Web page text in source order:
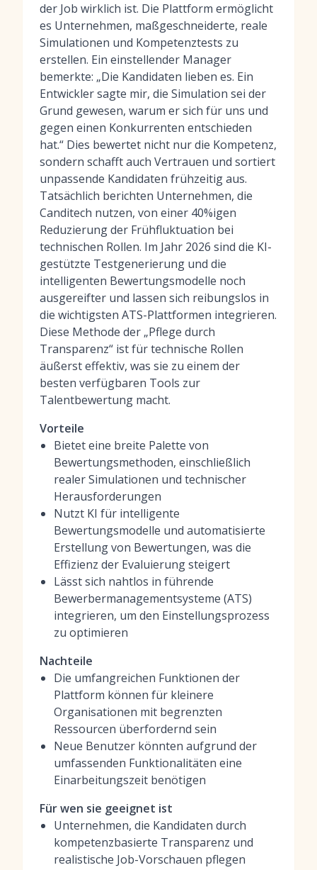
der Job wirklich ist. Die Plattform ermöglicht
es Unternehmen, maßgeschneiderte, reale
Simulationen und Kompetenztests zu
erstellen. Ein einstellender Manager
bemerkte: „Die Kandidaten lieben es. Ein
Entwickler sagte mir, die Simulation sei der
Grund gewesen, warum er sich für uns und
gegen einen Konkurrenten entschieden
hat.“ Dies bewertet nicht nur die Kompetenz,
sondern schafft auch Vertrauen und sortiert
unpassende Kandidaten frühzeitig aus.
Tatsächlich berichten Unternehmen, die
Canditech nutzen, von einer 40%igen
Reduzierung der Frühfluktuation bei
technischen Rollen. Im Jahr 2026 sind die KI-
gestützte Testgenerierung und die
intelligenten Bewertungsmodelle noch
ausgereifter und lassen sich reibungslos in
die wichtigsten ATS-Plattformen integrieren.
Diese Methode der „Pflege durch
Transparenz“ ist für technische Rollen
äußerst effektiv, was sie zu einem der
besten verfügbaren Tools zur
Talentbewertung macht.
Vorteile
Bietet eine breite Palette von
Bewertungsmethoden, einschließlich
realer Simulationen und technischer
Herausforderungen
Nutzt KI für intelligente
Bewertungsmodelle und automatisierte
Erstellung von Bewertungen, was die
Effizienz der Evaluierung steigert
Lässt sich nahtlos in führende
Bewerbermanagementsysteme (ATS)
integrieren, um den Einstellungsprozess
zu optimieren
Nachteile
Die umfangreichen Funktionen der
Plattform können für kleinere
Organisationen mit begrenzten
Ressourcen überfordernd sein
Neue Benutzer könnten aufgrund der
umfassenden Funktionalitäten eine
Einarbeitungszeit benötigen
Für wen sie geeignet ist
Unternehmen, die Kandidaten durch
kompetenzbasierte Transparenz und
realistische Job-Vorschauen pflegen